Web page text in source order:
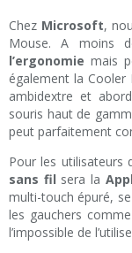
Chez Microsoft,
Mouse. A moins
l’ergonomie mais
également la
ambidextre et
souris haut de
peut parfaitement
Pour les utilisateurs
sans fil sera la
multi-touch épuré,
les gauchers
l’impossible de